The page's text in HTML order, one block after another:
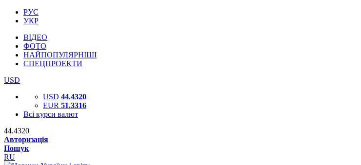
РУС
УКР
ВІДЕО
ФОТО
НАЙПОПУЛЯРНІШІ
СПЕЦПРОЕКТИ
USD
USD 44.4320
EUR 51.3316
Всі курси валют
44.4320
Авторизація
Пошук
RU